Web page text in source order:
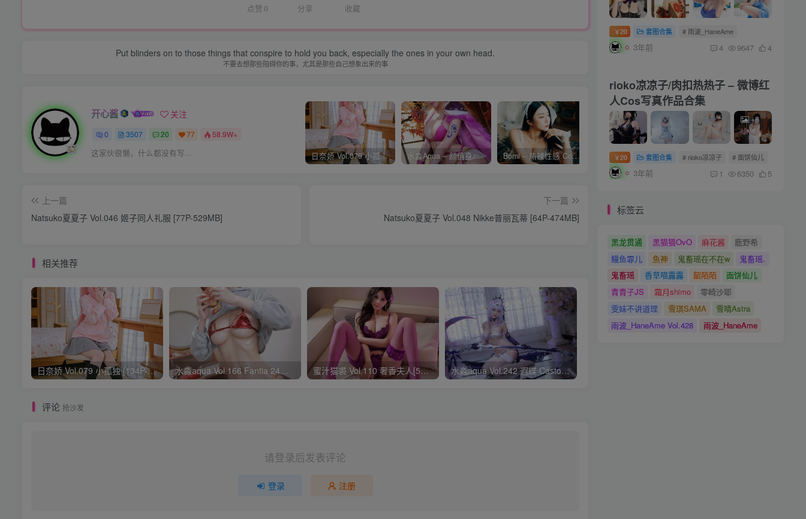
点赞 0 分享 收藏
Put blinders on to those things that conspire to hold you back, especially the ones in your own head.
不要去想那些阻碍你的事，尤其是那些自己想象出来的事
开心酱 关注
0 3507 20 77 58.9W+
这家伙很懒，什么都没有写... 日奈娇 Vol.079 小孤独 [134P-1.84GB] 水淼Aqua – 颜值身材双在线 火爆日本 Cos写真作品合集 Bomi – 热辣性感 Cos写真作品合集 蠢沫沫 – 微博红人Cos写真作品合集
上一篇
Natsuko夏夏子 Vol.046 姬子同人礼服 [77P-529MB]
下一篇
Natsuko夏夏子 Vol.048 Nikke普丽瓦蒂 [64P-474MB]
相关推荐
日奈娇 Vol.079 小孤独 [134P-1.84GB] 蜜汁猫裘 Vol.110 奢香夫人[53P1V-1.94G] 水淼aqua Vol.242 遐蝶 Castorice[90P-192M]
评论 抢沙发
请登录后发表评论
登录 注册
￥20 套图合集 # 雨波_HaneAme
3年前 4 9647 4
rioko凉凉子/肉扣热热子 – 微博红
人Cos写真作品合集
+8
￥20 套图合集 # rioko凉凉子 # 面饼仙儿
3年前 1 6350 5
标签云
黑龙贯通 黑猫猫OvO 麻花酱
鹿野希
鳗鱼霏儿
魚神 鬼畜瑶在不在w
鬼畜瑶.
鬼畜瑶
香草喵露露 韶陌陌
面饼仙儿
青青子JS
霜月shimo
零崎沙耶
雯妹不讲道理
雪琪SAMA
雪晴Astra
雨波_HaneAme Vol.428
雨波_HaneAme